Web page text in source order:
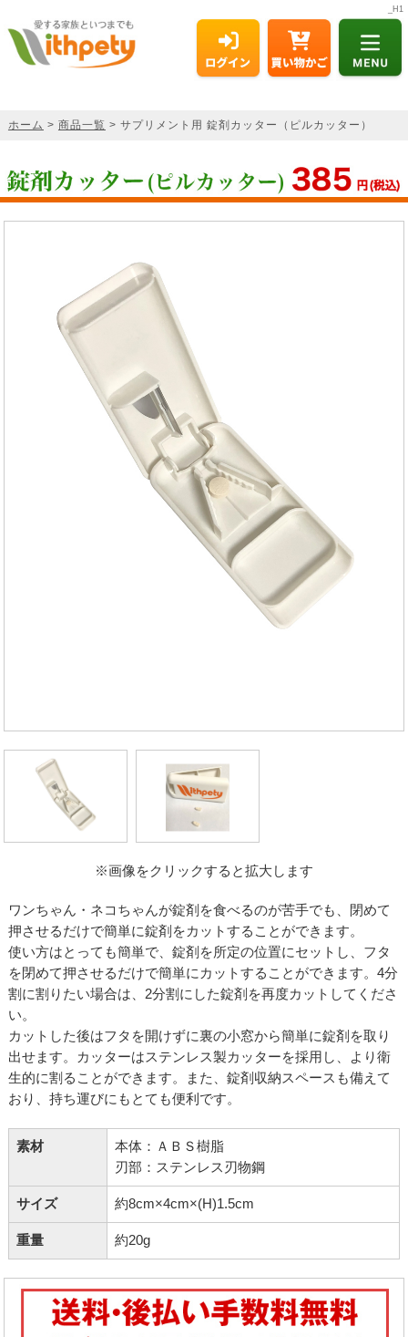
_H1
ホーム > 商品一覧 > サプリメント用 錠剤カッター（ピルカッター）
※画像をクリックすると拡大します
ワンちゃん・ネコちゃんが錠剤を食べるのが苦手でも、閉めて
押させるだけで簡単に錠剤をカットすることができます。
使い方はとっても簡単で、錠剤を所定の位置にセットし、フタ
を閉めて押させるだけで簡単にカットすることができます。4分
割に割りたい場合は、2分割にした錠剤を再度カットしてくださ
い。
カットした後はフタを開けずに裏の小窓から簡単に錠剤を取り
出せます。カッターはステンレス製カッターを採用し、より衛
生的に割ることができます。また、錠剤収納スペースも備えて
おり、持ち運びにもとても便利です。
素材
本体：ＡＢＳ樹脂
刃部：ステンレス刃物鋼
サイズ 約8cm×4cm×(H)1.5cm
重量 約20g